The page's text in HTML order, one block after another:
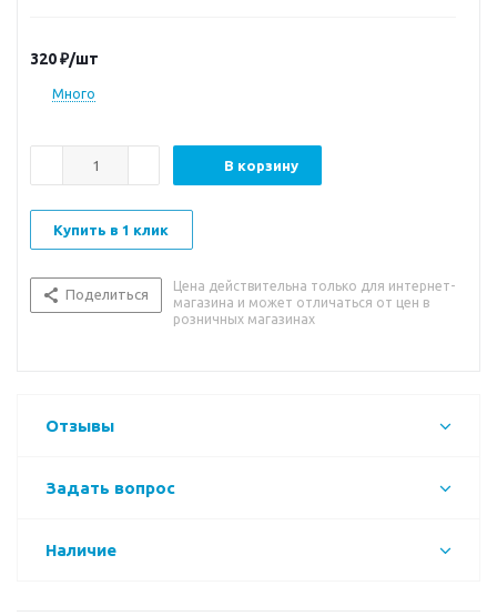
320₽/шт
Много
В корзину
Купить в 1 клик
Поделиться
Цена действительна только для интернет-
магазина и может отличаться от цен в
розничных магазинах
Отзывы
Задать вопрос
Наличие